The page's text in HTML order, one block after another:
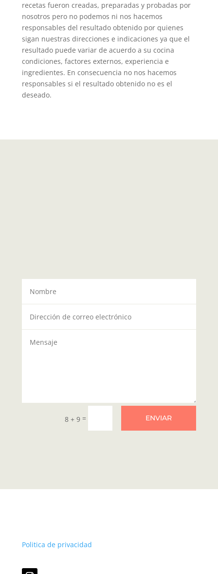
recetas fueron creadas, preparadas y probadas por
nosotros pero no podemos ni nos hacemos
responsables del resultado obtenido por quienes
sigan nuestras direcciones e indicaciones ya que el
resultado puede variar de acuerdo a su cocina
condiciones, factores externos, experiencia e
ingredientes. En consecuencia no nos hacemos
responsables si el resultado obtenido no es el
deseado.
8 + 9 = ENVIAR
Politica de privacidad